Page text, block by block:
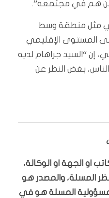
هم في مجتمعه”.
مثل منطقة وسط
على المستوى الإقليمي
إن “السيد جراهام لديه
بغض النظر عن
او الجهة او الوكالة،
المسلة، والمصدر هو
المسلة هو في